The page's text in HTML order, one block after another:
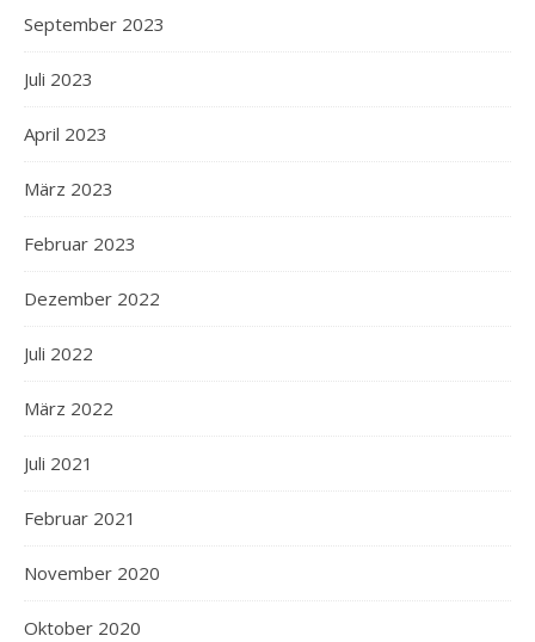
September 2023
Juli 2023
April 2023
März 2023
Februar 2023
Dezember 2022
Juli 2022
März 2022
Juli 2021
Februar 2021
November 2020
Oktober 2020